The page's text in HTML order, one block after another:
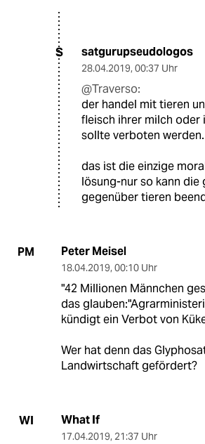
S satgurupseudologos
28.04.2019, 00:37 Uhr
@Traverso:
der handel mit tieren
fleisch ihrer milch oder
sollte verboten werden.
das ist die einzige
lösung-nur so kann die
gegenüber tieren
PM Peter Meisel
18.04.2019, 00:10 Uhr
"42 Millionen Männchen
das
kündigt ein Verbot von
Wer hat denn das
Landwirtschaft gefördert?
WI What If
17.04.2019, 21:37 Uhr